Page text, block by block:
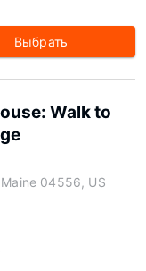
Выбрать
Walk to
04556, US